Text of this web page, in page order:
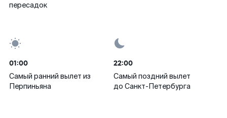
пересадок
01:00
Самый ранний вылет из
Перпиньяна
22:00
Самый поздний вылет
до Санкт-Петербурга